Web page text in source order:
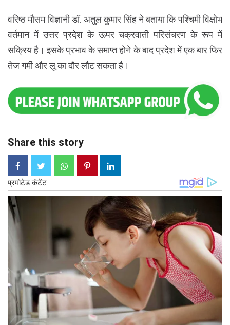
वरिष्ठ मौसम विज्ञानी डॉ. अतुल कुमार सिंह ने बताया कि पश्चिमी विक्षोभ
वर्तमान में उत्तर प्रदेश के ऊपर चक्रवाती परिसंचरण के रूप में
सक्रिय है। इसके प्रभाव के समाप्त होने के बाद प्रदेश में एक बार फिर
तेज गर्मी और लू का दौर लौट सकता है।
Share this story